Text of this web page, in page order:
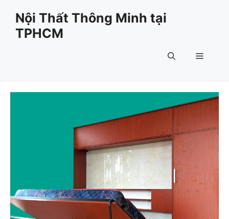
Nội Thất Thông Minh tại
TPHCM
Menu